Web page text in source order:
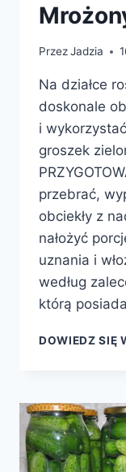
PrzezJadzia
Na działce
doskonale
i
groszek
przebrać,
obciekły z
nałożyć
uznania i
według
którą
DOWIEDZ SIĘ